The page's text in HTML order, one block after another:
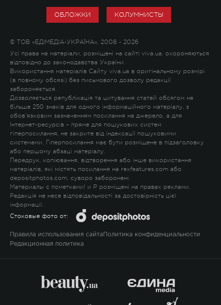
ОБЛОЖКИ КОЛУМНИСТЫ
© ТОВ «ЕДІМЕДІА-УКРАЇНА», 2008 - 2026
Усі права на матеріали, розміщені на сайті viva.ua, охороняються
відповідно до законодавства України.
Використання матеріалів Сайту viva.ua в оригінальному розмірі
(в повному обсязі) без письмового дозволу редакції
забороняється.
Дозволяється републікація та цитування статей обсягом не
більше 250 знаків для одного інформаційного матеріалу, з
обов'язковим зазначенням посилання на джерело, а для
Інтернет-ресурсів – пряме для пошукових систем
гіперпосилання, не закрите від індексації пошуковими
системами. Гіперпосилання має бути розміщене в підзаголовку
або першому абзаці матеріалу.
Передрук, копіювання, відтворення або інше використання
матеріалів, які містять посилання на rexfeatures.com або
depositphotos.com, суворо заборонені.
Материалы с пометками! и P розміщені на правах реклами.
Редакція не несе відповідальності за достовірність цієї
інформації.
Стоковые фото от:
Правила использования сайта Политика конфиденциальности
Редакционная политика